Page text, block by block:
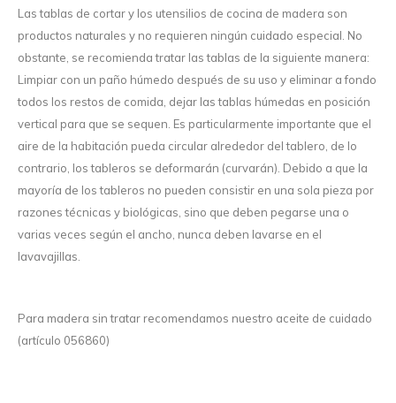
Las tablas de cortar y los utensilios de cocina de madera son
productos naturales y no requieren ningún cuidado especial. No
obstante, se recomienda tratar las tablas de la siguiente manera:
Limpiar con un paño húmedo después de su uso y eliminar a fondo
todos los restos de comida, dejar las tablas húmedas en posición
vertical para que se sequen. Es particularmente importante que el
aire de la habitación pueda circular alrededor del tablero, de lo
contrario, los tableros se deformarán (curvarán). Debido a que la
mayoría de los tableros no pueden consistir en una sola pieza por
razones técnicas y biológicas, sino que deben pegarse una o
varias veces según el ancho, nunca deben lavarse en el
lavavajillas.
Para madera sin tratar recomendamos nuestro aceite de cuidado
(artículo 056860)